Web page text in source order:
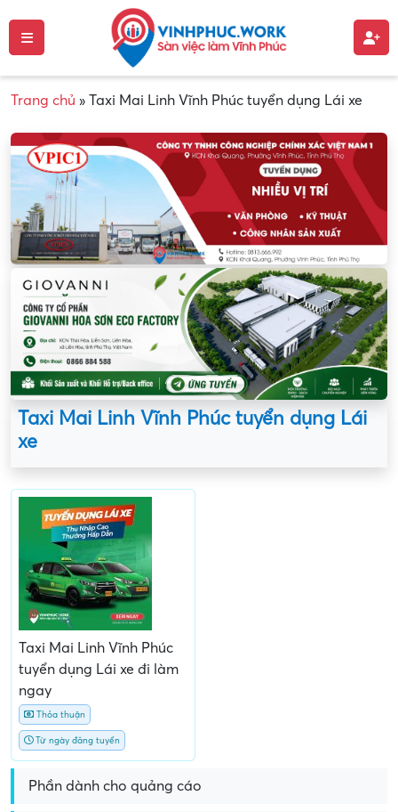
Trang chủ » Taxi Mai Linh Vĩnh Phúc tuyển dụng Lái xe
Taxi Mai Linh Vĩnh Phúc tuyển dụng Lái
xe
Taxi Mai Linh Vĩnh Phúc
tuyển dụng Lái xe đi làm
ngay
Thỏa thuận
Từ ngày đăng tuyển
Phần dành cho quảng cáo